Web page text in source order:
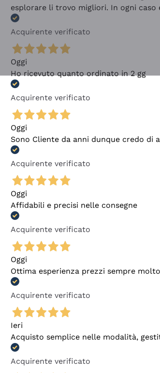
esplorare li trovo migliori. In ogni caso
Acquirente verificato
Oggi
Ho ricevuto quanto ordinato in 2 gg
Acquirente verificato
Oggi
Sono Cliente da anni dunque credo di
Acquirente verificato
Oggi
Affidabili e precisi nelle consegne
Acquirente verificato
Oggi
Ottima esperienza prezzi sempre
Acquirente verificato
Ieri
Acquisto semplice nelle modalità,
Acquirente verificato